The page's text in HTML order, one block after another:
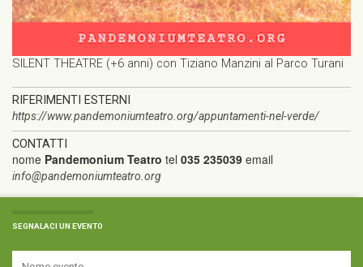
SILENT THEATRE (+6 anni) con Tiziano Manzini al Parco Turani
RIFERIMENTI ESTERNI
https://www.pandemoniumteatro.org/appuntamenti-nel-verde/
CONTATTI
nome Pandemonium Teatro tel 035 235039 email
info@pandemoniumteatro.org
SEGNALACI UN EVENTO